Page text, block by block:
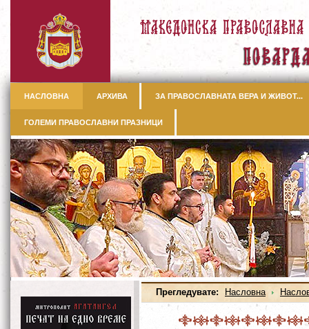
НАСЛОВНА АРХИВА ЗА ПРАВОСЛАВНАТА ВЕРА И ЖИВОТ...
ГОЛЕМИ ПРАВОСЛАВНИ ПРАЗНИЦИ
Прегледувате: Насловна